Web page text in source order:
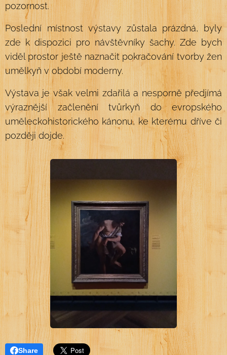
pozornost.
Poslední místnost výstavy zůstala prázdná, byly
zde k dispozici pro návštěvníky šachy. Zde bych
viděl prostor ještě naznačit pokračování tvorby žen
umělkyň v období moderny.
Výstava je však velmi zdařilá a nesporně předjímá
výraznější začlenění tvůrkyň do evropského
uměleckohistorického kánonu, ke kterému dříve či
později dojde.
Share